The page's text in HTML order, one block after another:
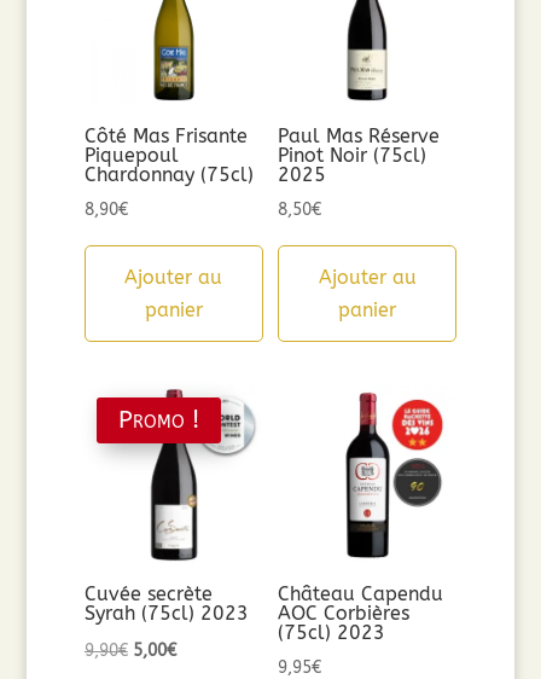
Côté Mas Frisante
Piquepoul
Chardonnay (75cl)
8,90€
Ajouter au
panier
Paul Mas Réserve
Pinot Noir (75cl)
2025
8,50€
Ajouter au
panier
Promo !
Cuvée secrète
Syrah (75cl) 2023
9,90€ Le
5,00€Le
Château Capendu
AOC Corbières
(75cl) 2023
9,95€